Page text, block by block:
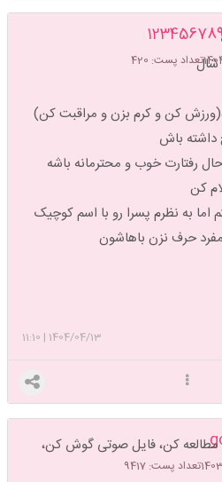
تعداد پست: 420شال
کن و کرم بزن و مراقبت کن)
باش
رفتارت خوب و محترمانه باشه
کن
به نظرم پسرا رو با اسم کوچیک
حرف نزن باهاشون
1404/04/13
|
11:10
تعداد پست: 9417
کن، فایل صوتی گوش کن،